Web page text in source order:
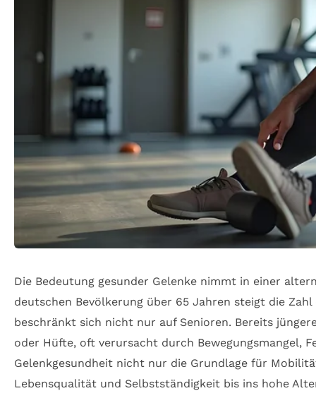
Die Bedeutung gesunder Gelenke nimmt in einer
deutschen Bevölkerung über 65 Jahren steigt die
beschränkt sich nicht nur auf Senioren. Bereits
oder Hüfte, oft verursacht durch Bewegungsmangel,
Gelenkgesundheit nicht nur die Grundlage für
Lebensqualität und Selbstständigkeit bis ins hohe